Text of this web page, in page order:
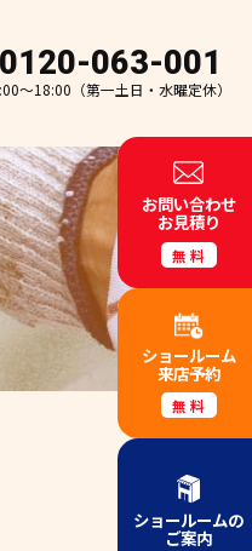
0120-063-001
～18:00（第一土日・水曜定休）
お問い合わせ
お見積り
無料
ショールーム
来店予約
無料
ショールームの
ご案内